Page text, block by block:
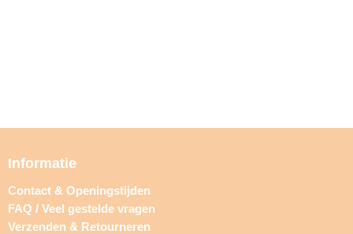
Informatie
Contact & Openingstijden
FAQ / Veel gestelde vragen
Verzenden & Retourneren